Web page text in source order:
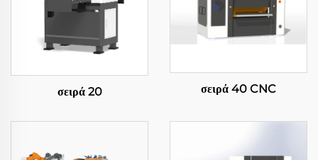
σειρά 20 σειρά 40 CNC